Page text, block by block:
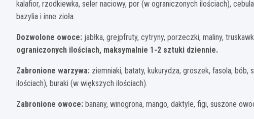
kalafior, rzodkiewka, seler naciowy, por (w ograniczonych ilościach),
bazylia i inne zioła.
Dozwolone owoce: jabłka, grejpfruty, cytryny, porzeczki, maliny,
ograniczonych ilościach, maksymalnie 1-2 sztuki dziennie.
Zabronione warzywa: ziemniaki, bataty, kukurydza, groszek, fasola,
ilościach), buraki (w większych ilościach).
Zabronione owoce: banany, winogrona, mango, daktyle, figi, suszone